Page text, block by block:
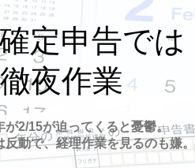
定申告では
​徹夜作業
が2/15が迫ってくると憂鬱。
反動で、経理作業を見るのも嫌。